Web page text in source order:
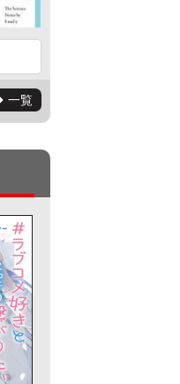
一覧